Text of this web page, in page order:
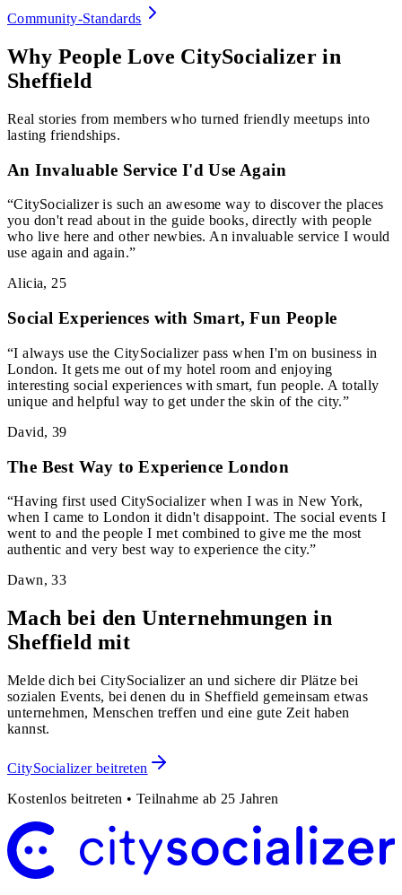
Community-Standards
Why People Love CitySocializer in
Sheffield
Real stories from members who turned friendly meetups into
lasting friendships.
An Invaluable Service I'd Use Again
“CitySocializer is such an awesome way to discover the places
you don't read about in the guide books, directly with people
who live here and other newbies. An invaluable service I would
use again and again.”
Alicia,25
Social Experiences with Smart, Fun People
“I always use the CitySocializer pass when I'm on business in
London. It gets me out of my hotel room and enjoying
interesting social experiences with smart, fun people. A totally
unique and helpful way to get under the skin of the city.”
David, 39
The Best Way to Experience London
“Having first used CitySocializer when I was in New York,
when I came to London it didn't disappoint. The social events I
went to and the people I met combined to give me the most
authentic and very best way to experience the city.”
Dawn,33
Mach bei den Unternehmungen in
Sheffield mit
Melde dich bei CitySocializer an und sichere dir Plätze bei
sozialen Events, bei denen du in Sheffield gemeinsam etwas
unternehmen, Menschen treffen und eine gute Zeit haben
kannst.
CitySocializer beitreten
Kostenlos beitreten • Teilnahme ab 25 Jahren